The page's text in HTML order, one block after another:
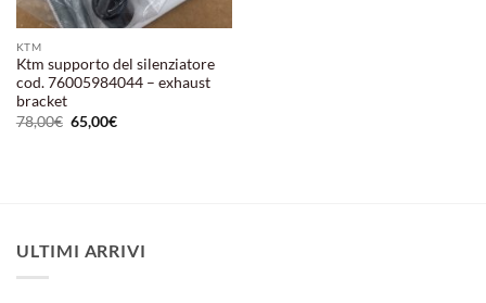
KTM
Ktm supporto del silenziatore
cod. 76005984044 – exhaust
bracket
78,00€ Il
prezzo
65,00€Il
ULTIMI ARRIVI